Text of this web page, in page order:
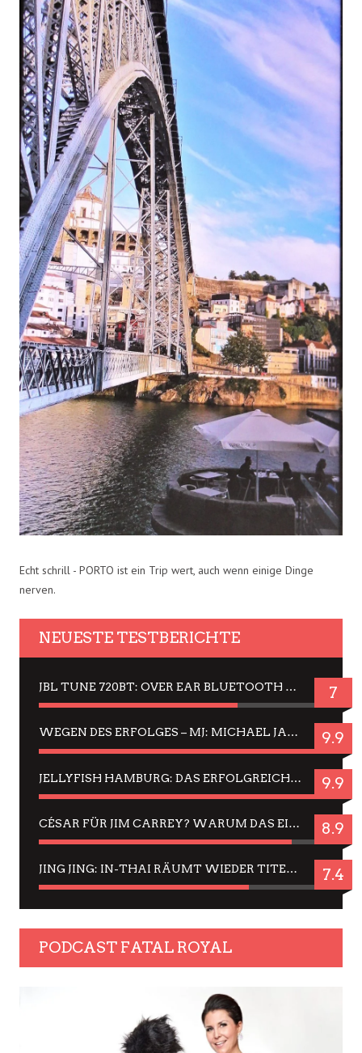
Echt schrill - PORTO ist ein Trip wert, auch wenn einige Dinge
nerven.
NEUESTE TESTBERICHTE
JBL TUNE 720BT: OVER EAR BLUETOOTH KOPFHÖRER UM DIE 50,-€ IM DAUER-TEST 7
WEGEN DES ERFOLGES – MJ: MICHAEL JACKSON MUSICAL IN EINER MATINEE SEHEN 9.9
JELLYFISH HAMBURG: DAS ERFOLGREICHE SOMMER-MENÜ 2025 IN GEFÜHLEN UND BILDERN 9.9
CÉSAR FÜR JIM CARREY? WARUM DAS EINER DER NERVIGSTEN ACTORS IST UND BLEIBT 8.9
JING JING: IN-THAI RÄUMT WIEDER TITEL AB – EIN ZWEI-STUNDEN-ERLEBNISBERICHT 7.4
PODCAST FATAL ROYAL